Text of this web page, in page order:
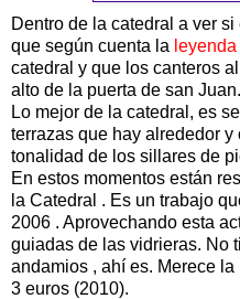
Dentro de la catedral a ver
que según cuenta la leyenda
catedral y que los canteros
alto de la puerta de san Juan.
Lo mejor de la catedral, es
terrazas que hay alrededor
tonalidad de los sillares de
En estos momentos están
la Catedral . Es un trabajo
2006 . Aprovechando esta
guiadas de las vidrieras. No
andamios , ahí es. Merece
3 euros (2010).